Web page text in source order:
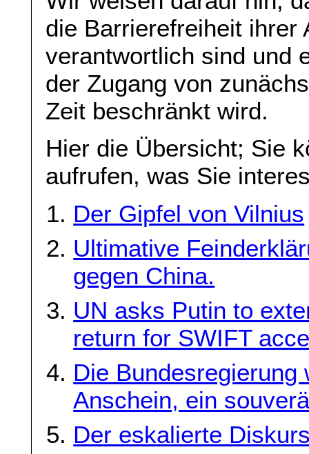
die Barrierefreiheit ihrer
verantwortlich sind und
der Zugang von
Zeit beschränkt wird.
Hier die Übersicht; Sie
aufrufen, was Sie
Der Gipfel von Vilnius
Ultimative
gegen China.
UN asks Putin to
return for SWIFT
Die
Anschein, ein
Der eskalierte